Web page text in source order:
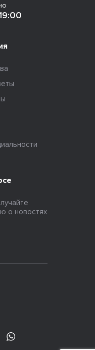
о новостях